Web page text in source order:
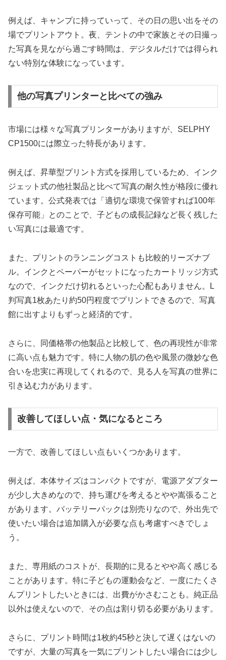
例えば、キャンプに持っていって、その日の思い出をその
場でプリントアウト。夜、テントの中で家族とその日撮っ
た写真を見ながら過ごす時間は、デジタルだけでは得られ
ない特別な体験になっています。
他の写真プリンターと比べての強み
市場には様々な写真プリンターがありますが、SELPHY
CP1500には際立った特長があります。
例えば、昇華型プリント方式を採用しているため、インク
ジェット式の他社製品と比べて写真の耐久性が格段に優れ
ています。公式発表では「適切な環境で保管すれば100年
保存可能」とのことで、子どもの成長記録など長く残した
い写真には最適です。
また、プリントのランニングコストも比較的リーズナブ
ル。インクとペーパーがセットになったカートリッジ方式
なので、インクだけ切れるといった心配もありません。L
判写真1枚あたり約50円程度でプリントできるので、写真
館に出すよりもずっと経済的です。
さらに、同価格帯の他製品と比較して、色の再現性が非常
に高い点も魅力です。特に人物の肌の色や風景の微妙な色
合いを忠実に再現してくれるので、見る人を写真の世界に
引き込む力があります。
改善してほしい点・気になるところ
一方で、改善してほしい点もいくつかあります。
例えば、本体サイズはコンパクトですが、電源アダプター
が少し大きめなので、持ち運びを考えるとやや嵩張ること
があります。バッテリーパックは別売りなので、外出先で
使いたい場合は追加購入が必要な点も考慮すべきでしょ
う。
また、専用紙のコストが、長期的に見るとやや高く感じる
ことがあります。特に子どもの運動会など、一度にたくさ
んプリントしたいときには、出費がかさむことも。純正品
以外は使えないので、その点は割り切る必要があります。
さらに、プリント時間は1枚約45秒と決して遅くはないの
ですが、大量の写真を一気にプリントしたい場合には少し